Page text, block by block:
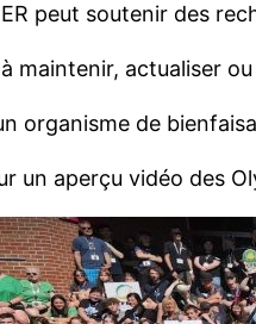
peut soutenir des
maintenir, actualiser
organisme de
un aperçu vidéo des